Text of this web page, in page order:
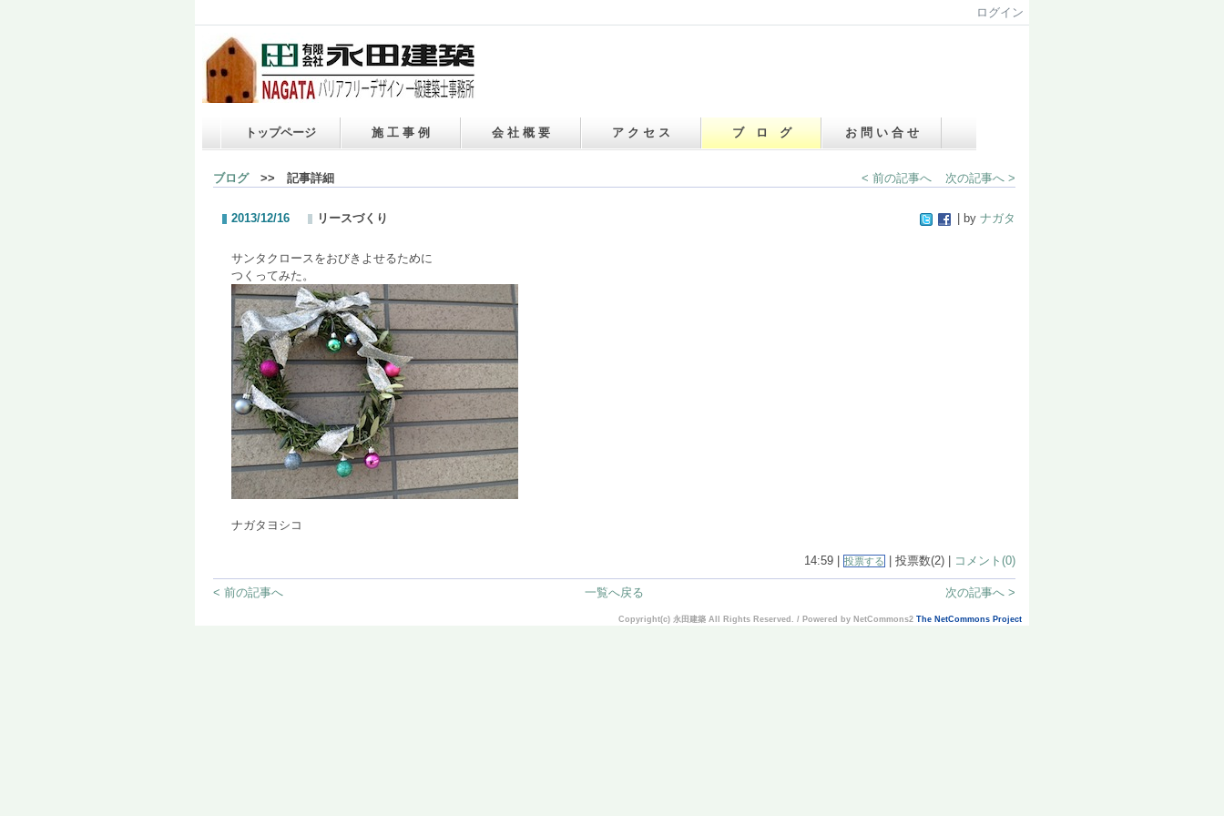
ログイン
トップページ 施 工 事 例 会 社 概 要 ア ク セ ス ブ ロ グ お 問 い 合 せ
ブログ>> 記事詳細 < 前の記事へ 次の記事へ >
2013/12/16 リースづくり | by ナガタ
サンタクロースをおびきよせるために
つくってみた。
ナガタヨシコ
14:59 | 投票する | 投票数(2) | コメント(0)
< 前の記事へ 次の記事へ >
一覧へ戻る
Copyright(c) 永田建築 All Rights Reserved. / Powered by NetCommons2 The NetCommons Project